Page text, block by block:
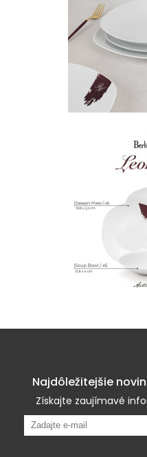
Najdôležitejšie
Získajte zaujímavé